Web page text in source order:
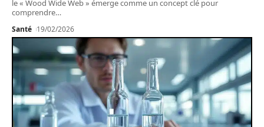
le « Wood Wide Web » émerge comme un concept clé pour
comprendre…
Santé 19/02/2026